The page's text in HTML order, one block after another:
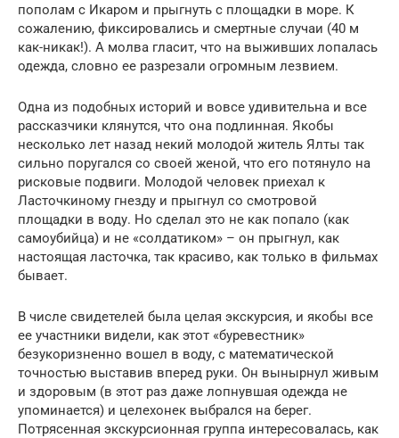
пополам с Икаром и прыгнуть с площадки в море. К
сожалению, фиксировались и смертные случаи (40 м
как-никак!). А молва гласит, что на выживших лопалась
одежда, словно ее разрезали огромным лезвием.
Одна из подобных историй и вовсе удивительна и все
рассказчики клянутся, что она подлинная. Якобы
несколько лет назад некий молодой житель Ялты так
сильно поругался со своей женой, что его потянуло на
рисковые подвиги. Молодой человек приехал к
Ласточкиному гнезду и прыгнул со смотровой
площадки в воду. Но сделал это не как попало (как
самоубийца) и не «солдатиком» – он прыгнул, как
настоящая ласточка, так красиво, как только в фильмах
бывает.
В числе свидетелей была целая экскурсия, и якобы все
ее участники видели, как этот «буревестник»
безукоризненно вошел в воду, с математической
точностью выставив вперед руки. Он вынырнул живым
и здоровым (в этот раз даже лопнувшая одежда не
упоминается) и целехонек выбрался на берег.
Потрясенная экскурсионная группа интересовалась, как